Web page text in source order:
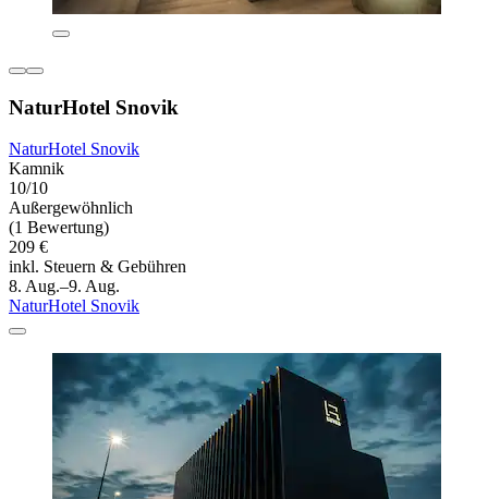
NaturHotel Snovik
NaturHotel Snovik
Kamnik
10/10
Außergewöhnlich
(1 Bewertung)
209 €
inkl. Steuern & Gebühren
8. Aug.–9. Aug.
NaturHotel Snovik